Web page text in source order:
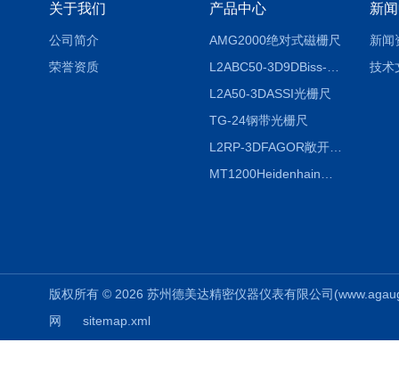
关于我们
公司简介
荣誉资质
产品中心
AMG2000绝对式磁栅尺
L2A50-3DASSI光栅尺
TG-24钢带光栅尺
L2RP-3DFAGOR敞开式光栅尺
新
新闻
技术
版权所有 © 2026 苏州德美达精密仪器仪表有限公司
网
sitemap.xml